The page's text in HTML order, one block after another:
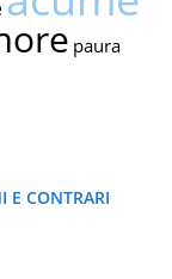
paura
E CONTRARI